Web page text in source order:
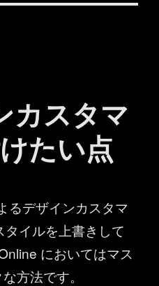
カスタマ
たい点
るデザインカスタマ
イルを上書きして
においてはマス
方法です。